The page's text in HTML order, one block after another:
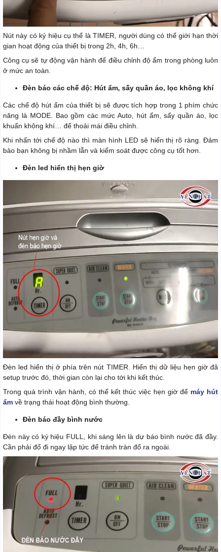
Nút này có ký hiệu cụ thể là TIMER, người dùng có thể giới hạn thời
gian hoạt động của thiết bị trong 2h, 4h, 6h…
Công cụ sẽ tự động vận hành để điều chỉnh độ ẩm trong phòng luôn
ở mức an toàn.
Đèn báo các chế độ: Hút ẩm, sấy quần áo, lọc không khí
Các chế độ hút ẩm của thiết bị sẽ được tích hợp trong 1 phím chức
năng là MODE. Bao gồm các mức Auto, hút ẩm, sấy quần áo, lọc
khuẩn không khí… để thoải mái điều chỉnh.
Khi nhấn tới chế độ nào thì màn hình LED sẽ hiển thị rõ ràng. Đảm
bảo bạn không bị nhầm lẫn và kiểm soát được công cụ tốt hơn.
Đèn led hiển thị hẹn giờ
Đèn led hiển thị ở phía trên nút TIMER. Hiển thị dữ liệu hẹn giờ đã
setup trước đó, thời gian còn lại cho tới khi kết thúc.
Trong quá trình vận hành, có thể kết thúc việc hẹn giờ để máy hút
ẩm về trạng thái hoạt động bình thường.
Đèn báo đầy bình nước
Đèn này có ký hiệu FULL, khi sáng lên là dự báo bình nước đã đầy.
Cần phải đổ đi ngay lập tức để tránh tràn đổ ra ngoài.